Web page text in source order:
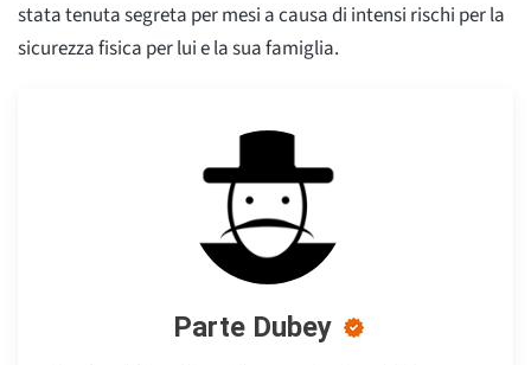
stata tenuta segreta per mesi a causa di intensi rischi per la
sicurezza fisica per lui e la sua famiglia.
Parte Dubey